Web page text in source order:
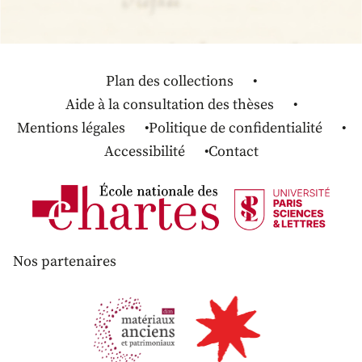
Plan des collections
Aide à la consultation des thèses
Mentions légales
Politique de confidentialité
Accessibilité
Contact
Nos partenaires